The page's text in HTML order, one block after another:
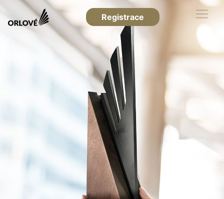
Registrace